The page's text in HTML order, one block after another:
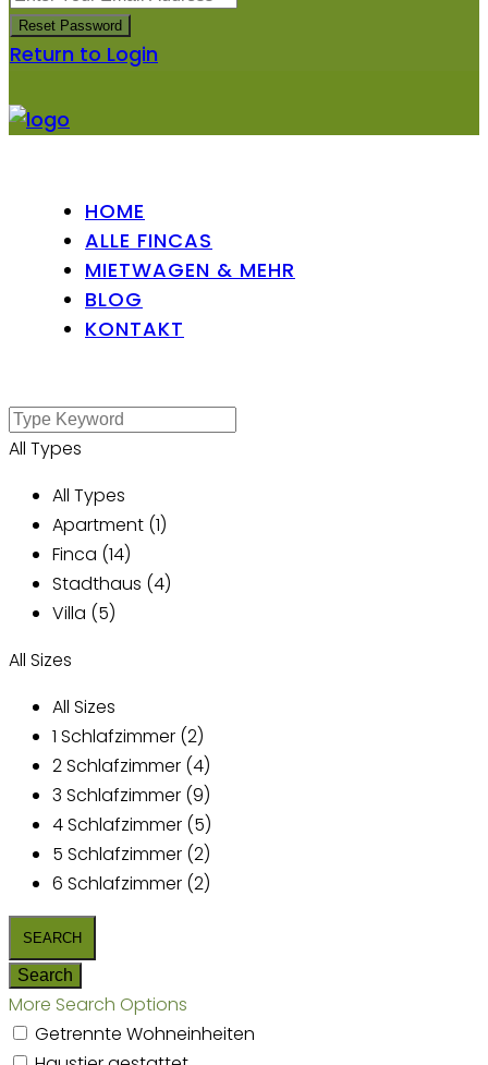
Reset Password
Return to Login
HOME
ALLE FINCAS
MIETWAGEN & MEHR
BLOG
KONTAKT
All Types
All Types
Apartment (1)
Finca (14)
Stadthaus (4)
Villa (5)
All Sizes
All Sizes
1 Schlafzimmer (2)
2 Schlafzimmer (4)
3 Schlafzimmer (9)
4 Schlafzimmer (5)
5 Schlafzimmer (2)
6 Schlafzimmer (2)
More Search Options
Getrennte Wohneinheiten